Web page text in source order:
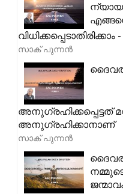
വിധിക്കപ്പെടാതിരിക്കാം
സാക് പുന്നൻ
അനുഗ്രഹിക്കപ്പെട്ടത്
അനുഗ്രഹിക്കാനാണ്
സാക് പുന്നൻ